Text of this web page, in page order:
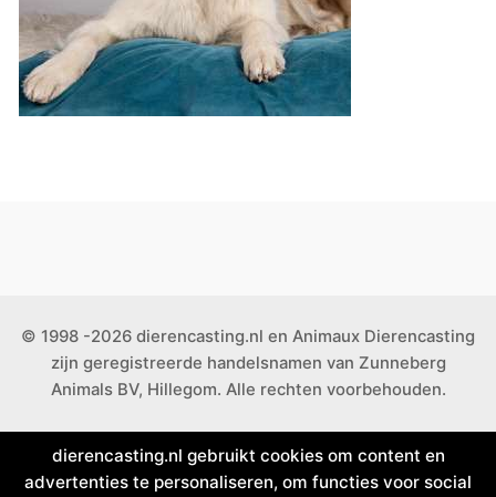
© 1998 -2026 dierencasting.nl en Animaux Dierencasting
zijn geregistreerde handelsnamen van Zunneberg
Animals BV, Hillegom. Alle rechten voorbehouden.
dierencasting.nl gebruikt cookies om content en
advertenties te personaliseren, om functies voor social